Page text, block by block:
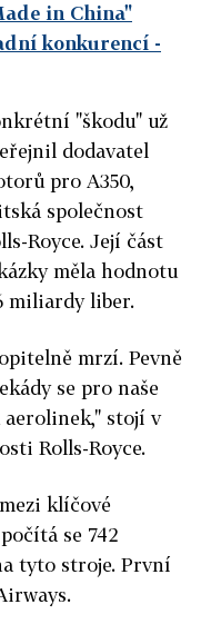
in China"
konkurencí -
"škodu" už
dodavatel
pro A350,
společnost
Royce. Její část
měla hodnotu
miliardy liber.
mrzí. Pevně
se pro naše
aerolinek," stojí v
Rolls-Royce.
klíčové
se 742
tyto stroje. První